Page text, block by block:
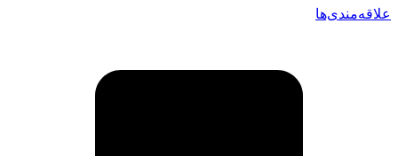
علاقه‌مندی‌ها